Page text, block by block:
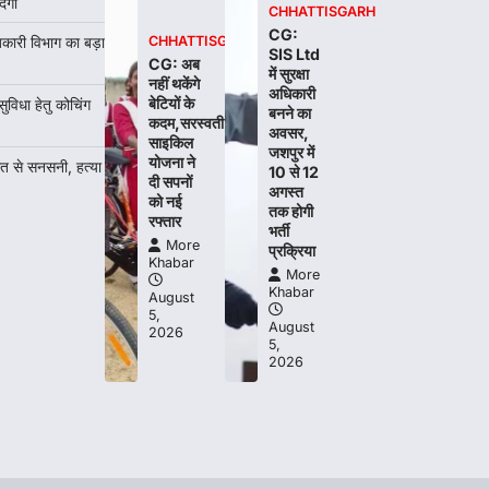
विभाग का बड़ा
हेतु कोचिंग
से सनसनी, हत्या
CHHATTISGARH
CG: अब
नहीं थकेंगे
बेटियों के
कदम,सरस्वती
साइकिल
योजना ने
दी सपनों
को नई
रफ्तार
More
Khabar
August
5,
2026
CHHATTISGARH
CG:
SIS Ltd
में सुरक्षा
अधिकारी
बनने का
अवसर,
जशपुर में
10 से 12
अगस्त
तक होगी
भर्ती
प्रक्रिया
More
Khabar
August
5,
2026